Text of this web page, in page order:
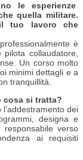
le esperienze
quella militare.
tuo lavoro che
è
collaudatore,
Un corso molto
minimi dettagli e a
tranquillità.
cosa si tratta?
dei
designa e
verso
ai requisiti